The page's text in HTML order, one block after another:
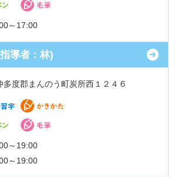
～17:00
導者：林)
多度郡まんのう町炭所西１２４６
～19:00
～19:00